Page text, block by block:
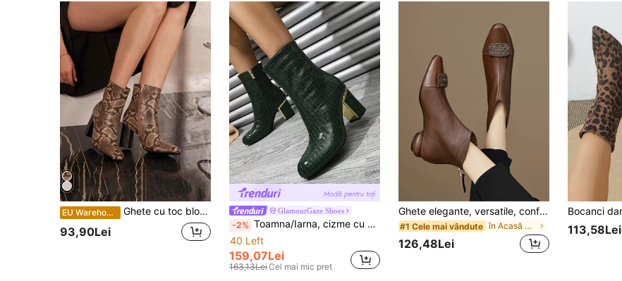
EU Warehouse Ghete cu toc bloc – Eleganță atemporală și confort de zi cu zi
93,90Lei
GlamourGaze Shoes
-2% Toamna/Iarna, cizme cu vârful ascuțit, toc gros și sclipici, pentru femei, cizme la gleznă, atractive pentru petreceri
40 Left
159,07Lei
163,13LeiCel mai mic pret
Ghete elegante, versatile, confortabile, pentru femei, la modă, toamnă/iarnă, cu vârf ascuțit, cu placă metalică, cu fermoar la spate, minimaliste, pentru gleznă
#1 Cele mai vândute în Acasă Cizme de moda pentru femei
126,48Lei
113,58Lei